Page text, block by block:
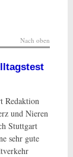
Nach oben
Redaktion
und Nieren
Stuttgart
sehr gute